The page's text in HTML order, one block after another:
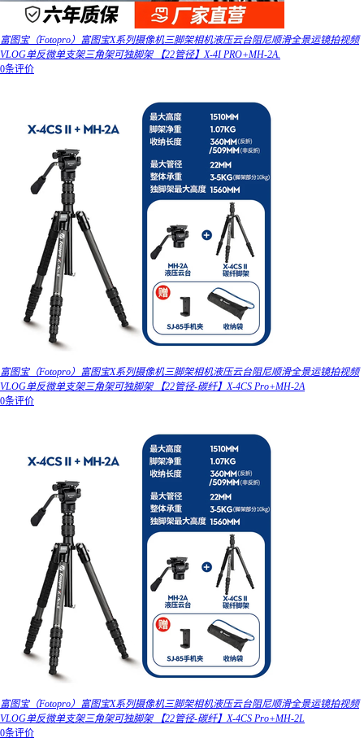
富图宝（Fotopro）富图宝X系列摄像机三脚架相机液压云台阻尼顺滑全景运镜拍视频
VLOG单反微单支架三角架可独脚架 【22管径】X-4I PRO+MH-2A.
0条评价
富图宝（Fotopro）富图宝X系列摄像机三脚架相机液压云台阻尼顺滑全景运镜拍视频
VLOG单反微单支架三角架可独脚架 【22管径-碳纤】X-4CS Pro+MH-2A
0条评价
富图宝（Fotopro）富图宝X系列摄像机三脚架相机液压云台阻尼顺滑全景运镜拍视频
VLOG单反微单支架三角架可独脚架 【22管径-碳纤】X-4CS Pro+MH-2L
0条评价